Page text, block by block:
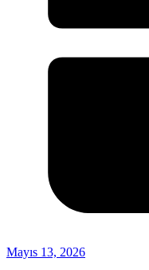
Mayıs 13, 2026